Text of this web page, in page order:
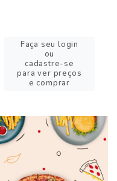
Faça seu login
ou
cadastre-se
para ver preços
e comprar